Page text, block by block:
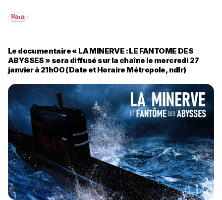
Le documentaire « LA MINERVE : LE FANTOME DES
ABYSSES » sera diffusé sur la chaîne le mercredi 27
janvier à 21h00 (Date et Horaire Métropole, ndlr)